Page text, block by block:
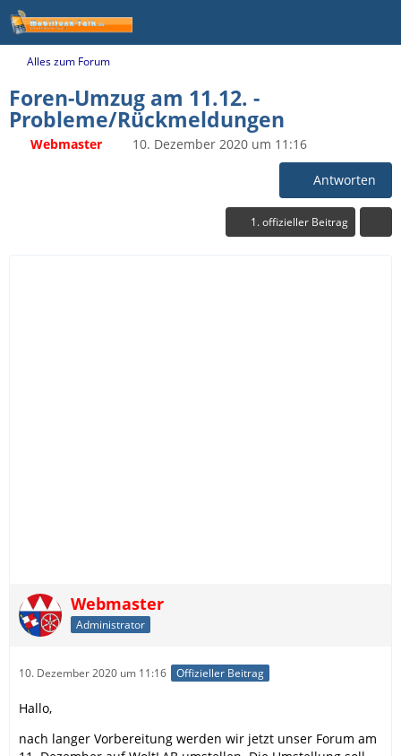
Alles zum Forum
Foren-Umzug am 11.12. -
Probleme/Rückmeldungen
Webmaster 10. Dezember 2020 um 11:16
Antworten
1. offizieller Beitrag
Webmaster
Administrator
10. Dezember 2020 um 11:16 Offizieller Beitrag
Hallo,
nach langer Vorbereitung werden wir jetzt unser Forum am